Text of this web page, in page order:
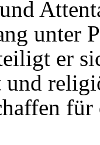
unter
er